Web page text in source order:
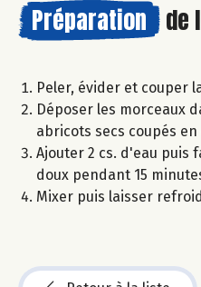
Préparation de
Peler, évider et couper
Déposer les morceaux
abricots secs coupés
Ajouter 2 cs. d'eau puis
doux pendant 15
Mixer puis laisser